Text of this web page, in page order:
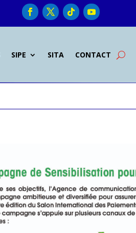
SIPE SITA CONTACT